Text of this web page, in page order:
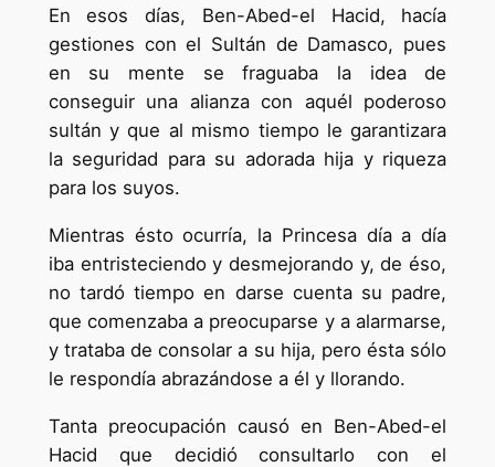
En esos días, Ben-Abed-el Hacid, hacía
gestiones con el Sultán de Damasco, pues
en su mente se fraguaba la idea de
conseguir una alianza con aquél poderoso
sultán y que al mismo tiempo le garantizara
la seguridad para su adorada hija y riqueza
para los suyos.
Mientras ésto ocurría, la Princesa día a día
iba entristeciendo y desmejorando y, de éso,
no tardó tiempo en darse cuenta su padre,
que comenzaba a preocuparse y a alarmarse,
y trataba de consolar a su hija, pero ésta sólo
le respondía abrazándose a él y llorando.
Tanta preocupación causó en Ben-Abed-el
Hacid que decidió consultarlo con el